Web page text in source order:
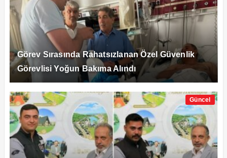
Görev Sırasında Rahatsızlanan Özel Güvenlik
Görevlisi Yoğun Bakıma Alındı
Güncel